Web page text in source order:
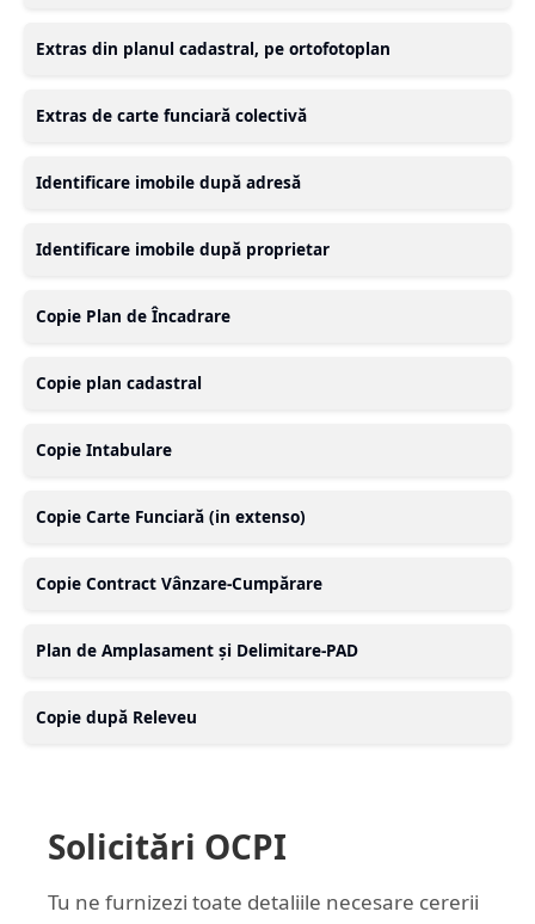
Extras din planul cadastral, pe ortofotoplan
Extras de carte funciară colectivă
Identificare imobile după adresă
Identificare imobile după proprietar
Copie Plan de Încadrare
Copie plan cadastral
Copie Intabulare
Copie Carte Funciară (in extenso)
Copie Contract Vânzare-Cumpărare
Plan de Amplasament și Delimitare-PAD
Copie după Releveu
Solicitări OCPI
Tu ne furnizezi toate detaliile necesare cererii